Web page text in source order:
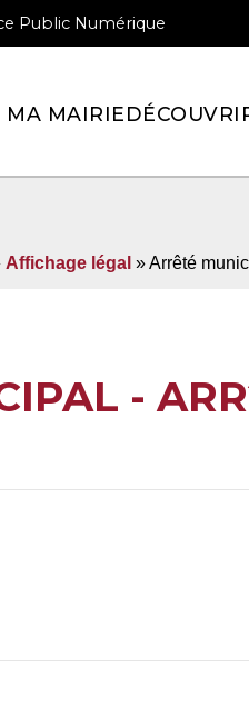
Public Numérique
MA MAIRIE
Affichage légal » Arrêté
-